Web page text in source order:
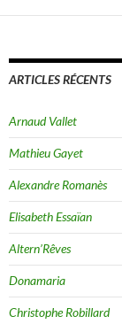
articles
ARTICLES RÉCENTS
Arnaud Vallet
Mathieu Gayet
Alexandre Romanès
Elisabeth Essaïan
Altern’Rêves
Donamaria
Christophe Robillard